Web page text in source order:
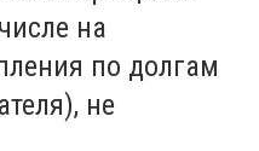
на
по долгам
не